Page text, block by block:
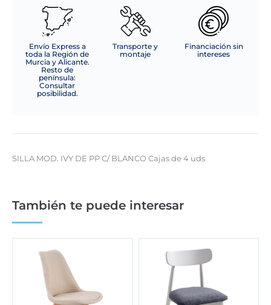
cantidad
Envío Express a
toda la Región de
Murcia y Alicante.
Resto de
península:
Consultar
posibilidad.
Transporte y
montaje
Financiación sin
intereses
SILLA MOD. IVY DE PP C/ BLANCO Cajas de 4 uds
También te puede interesar